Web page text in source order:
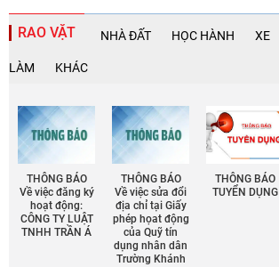
RAO VẶT NHÀ ĐẤT HỌC HÀNH XE
LÀM KHÁC
THÔNG BÁO
Về việc đăng ký
hoạt động:
CÔNG TY LUẬT
TNHH TRẦN Á
THÔNG BÁO
Về việc sửa đổi
địa chỉ tại Giấy
phép họat động
của Quỹ tín
dụng nhân dân
Trường Khánh
THÔNG BÁO
TUYỂN DỤNG